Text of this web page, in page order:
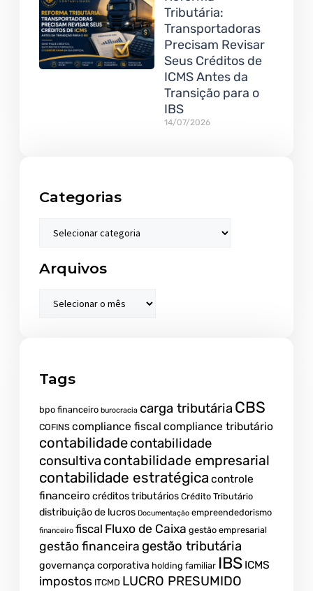
Tributária:
Transportadoras
Precisam Revisar
Seus Créditos de
ICMS Antes da
Transição para o
IBS
14/07/2026
Categorias
Arquivos
Tags
bpo financeiro burocracia carga tributária CBS
COFINS compliance fiscal compliance tributário
contabilidadecontabilidade
consultiva contabilidade empresarial
contabilidade estratégica controle
financeirocréditos tributários Crédito Tributário
distribuição de lucros Documentação empreendedorismo
financeiro fiscal Fluxo de Caixa gestão empresarial
gestão financeira gestão tributária
governança corporativa holding familiar IBS ICMS
impostos ITCMD LUCRO PRESUMIDO